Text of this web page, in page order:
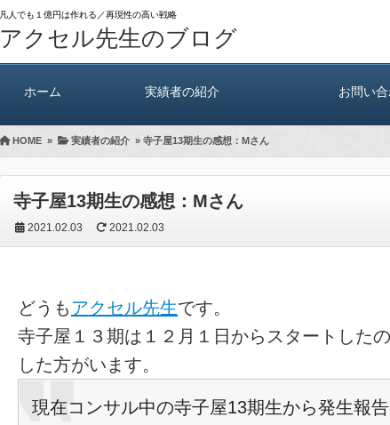
凡人でも１億円は作れる／再現性の高い戦略
アクセル先生のブログ
ホーム 実績者の紹介 お問い
HOME » 実績者の紹介 » 寺子屋13期生の感想：Mさん
寺子屋13期生の感想：Mさん
2021.02.03 2021.02.03
どうも アクセル先生です。
寺子屋１３期は１２月１日からスタートした
した方がいます。
現在コンサル中の寺子屋13期生から発生報告